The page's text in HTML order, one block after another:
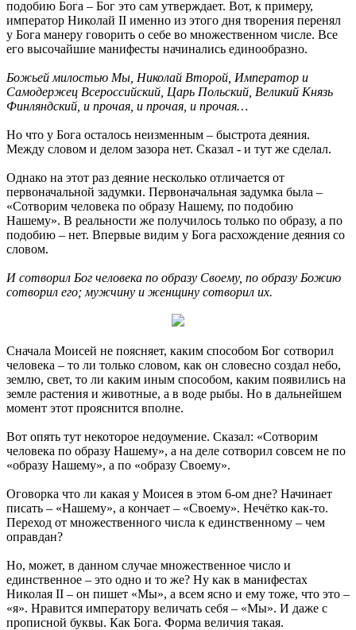
подобию Бога – Бог это сам утверждает. Вот, к примеру,
император Николай II именно из этого дня творения перенял
у Бога манеру говорить о себе во множественном числе. Все
его высочайшие манифесты начинались единообразно.
Божьей милостью Мы, Николай Второй, Император и
Самодержец Всероссийский, Царь Польский, Великий Князь
Финляндский, и прочая, и прочая, и прочая…
Но что у Бога осталось неизменным – быстрота деяния.
Между словом и делом зазора нет. Сказал - и тут же сделал.
Однако на этот раз деяние несколько отличается от
первоначальной задумки. Первоначальная задумка была –
«Сотворим человека по образу Нашему, по подобию
Нашему». В реальности же получилось только по образу, а по
подобию – нет. Впервые видим у Бога расхождение деяния со
словом.
И сотворил Бог человека по образу Своему, по образу Божию
сотворил его; мужчину и женщину сотворил их.
Сначала Моисей не поясняет, каким способом Бог сотворил
человека – то ли только словом, как он словесно создал небо,
землю, свет, то ли каким иным способом, каким появились на
земле растения и животные, а в воде рыбы. Но в дальнейшем
момент этот прояснится вполне.
Вот опять тут некоторое недоумение. Сказал: «Сотворим
человека по образу Нашему», а на деле сотворил совсем не по
«образу Нашему», а по «образу Своему».
Оговорка что ли какая у Моисея в этом 6-ом дне? Начинает
писать – «Нашему», а кончает – «Своему». Нечётко как-то.
Переход от множественного числа к единственному – чем
оправдан?
Но, может, в данном случае множественное число и
единственное – это одно и то же? Ну как в манифестах
Николая II – он пишет «Мы», а всем ясно и ему тоже, что это –
«я». Нравится императору величать себя – «Мы». И даже с
прописной буквы. Как Бога. Форма величия такая.